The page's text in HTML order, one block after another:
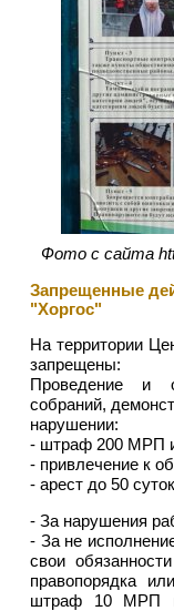
Фото с сайта
Запрещенные
"Хоргос"
На территории
запрещены:
Проведение и
собраний,
нарушении:
- штраф 200 МРП
- привлечение к
- арест до 50
- За нарушения
- За не
свои
правопорядка
штраф 10 МРП